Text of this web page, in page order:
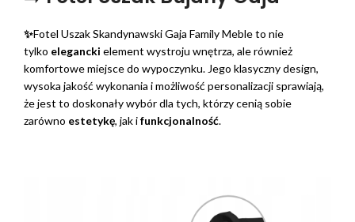
✨Fotel Uszak Skandynawski Gaja Family Meble to nie
tylko elegancki element wystroju wnętrza, ale również
komfortowe miejsce do wypoczynku. Jego klasyczny design,
wysoka jakość wykonania i możliwość personalizacji sprawiają,
że jest to doskonały wybór dla tych, którzy cenią sobie
zarówno estetykę, jak ifunkcjonalność.